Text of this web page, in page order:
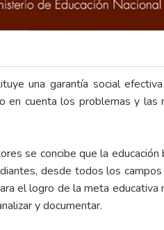
una garantía social
en cuenta los problemas y
se concibe que la
desde todos los
el logro de la meta educativa
y documentar.